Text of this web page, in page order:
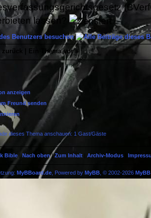
lassen?
Ein Thema vor»
anzeigen
Freund senden
dieses Thema anschauen: 1 Gast/Gäste
Bible |Nach oben|Zum Inhalt |Archiv-Modus |
MyBBoard.de , Powered byMyBB , © 2002-2026